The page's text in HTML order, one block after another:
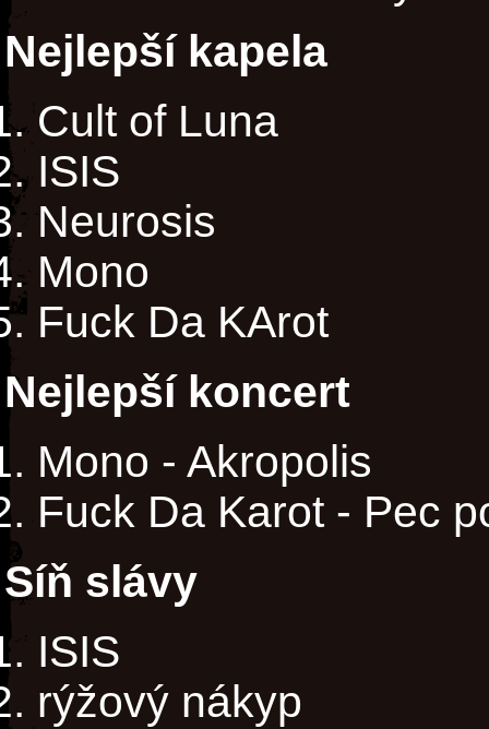
Nejlepší kapela
Cult of Luna
ISIS
Neurosis
Mono
Fuck Da KArot
Nejlepší koncert
Mono - Akropolis
Fuck Da Karot - Pec
Síň slávy
ISIS
rýžový nákyp